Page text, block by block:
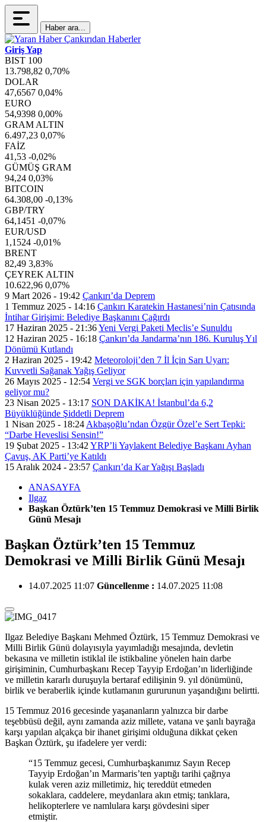
Haber ara...
Giriş Yap
BIST 100
13.798,82 0,70%
DOLAR
47,6567 0,04%
EURO
54,9398 0,00%
GRAM ALTIN
6.497,23 0,07%
FAİZ
41,53 -0,02%
GÜMÜŞ GRAM
94,24 0,03%
BITCOIN
64.308,00 -0,13%
GBP/TRY
64,1451 -0,07%
EUR/USD
1,1524 -0,01%
BRENT
82,49 3,83%
ÇEYREK ALTIN
10.622,96 0,07%
9 Mart 2026 - 19:42 Çankırı’da Deprem
1 Temmuz 2025 - 14:16 Çankırı Karatekin Hastanesi’nin Çatısında
İntihar Girişimi: Belediye Başkanını Çağırdı
17 Haziran 2025 - 21:36Yeni Vergi Paketi Meclis’e Sunuldu
12 Haziran 2025 - 16:18 Çankırı’da Jandarma’nın 186. Kuruluş Yıl
Dönümü Kutlandı
2 Haziran 2025 - 19:42 Meteoroloji’den 7 İl İçin Sarı Uyarı:
Kuvvetli Sağanak Yağış Geliyor
26 Mayıs 2025 - 12:54 Vergi ve SGK borçları için yapılandırma
geliyor mu?
23 Nisan 2025 - 13:17 SON DAKİKA! İstanbul’da 6,2
Büyüklüğünde Şiddetli Deprem
1 Nisan 2025 - 18:24 Akbaşoğlu’ndan Özgür Özel’e Sert Tepki:
“Darbe Heveslisi Sensin!”
19 Şubat 2025 - 13:42 YRP’li Yaylakent Belediye Başkanı Ayhan
Çavuş, AK Parti’ye Katıldı
15 Aralık 2024 - 23:57 Çankırı’da Kar Yağışı Başladı
ANASAYFA
Ilgaz
Başkan Öztürk’ten 15 Temmuz Demokrasi ve Milli Birlik
Günü Mesajı
Başkan Öztürk’ten 15 Temmuz
Demokrasi ve Milli Birlik Günü Mesajı
14.07.2025 11:07 Güncellenme : 14.07.2025 11:08
Ilgaz Belediye Başkanı Mehmed Öztürk, 15 Temmuz Demokrasi ve
Milli Birlik Günü dolayısıyla yayımladığı mesajında, devletin
bekasına ve milletin istiklal ile istikbaline yönelen hain darbe
girişiminin, Cumhurbaşkanı Recep Tayyip Erdoğan’ın liderliğinde
ve milletin kararlı duruşuyla bertaraf edilişinin 9. yıl dönümünü,
birlik ve beraberlik içinde kutlamanın gururunun yaşandığını belirtti.
15 Temmuz 2016 gecesinde yaşananların yalnızca bir darbe
teşebbüsü değil, aynı zamanda aziz millete, vatana ve şanlı bayrağa
karşı yapılan alçakça bir ihanet girişimi olduğuna dikkat çeken
Başkan Öztürk, şu ifadelere yer verdi:
“15 Temmuz gecesi, Cumhurbaşkanımız Sayın Recep
Tayyip Erdoğan’ın Marmaris’ten yaptığı tarihi çağrıya
kulak veren aziz milletimiz, hiç tereddüt etmeden
sokaklara, caddelere, meydanlara akın etmiş; tanklara,
helikopterlere ve namlulara karşı gövdesini siper
etmiştir.